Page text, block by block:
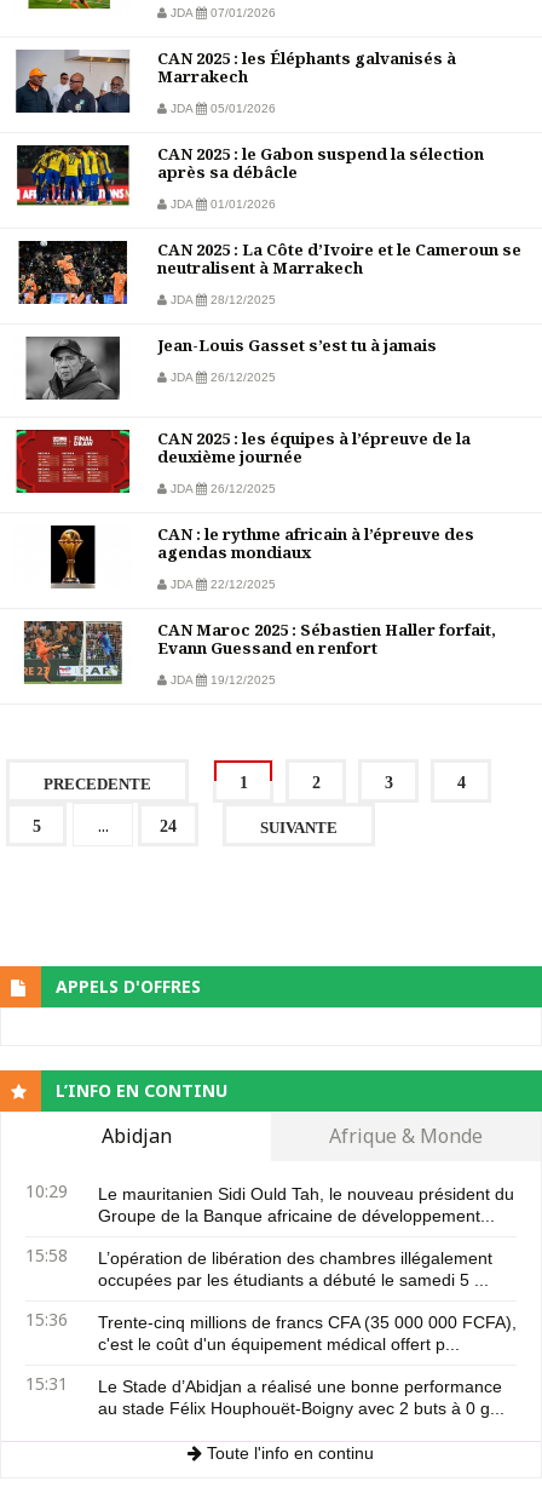
JDA 07/01/2026
CAN 2025 : les Éléphants galvanisés à
Marrakech
JDA 05/01/2026
CAN 2025 : le Gabon suspend la sélection
après sa débâcle
JDA 01/01/2026
CAN 2025 : La Côte d’Ivoire et le Cameroun se
neutralisent à Marrakech
JDA 28/12/2025
Jean-Louis Gasset s’est tu à jamais
JDA 26/12/2025
CAN 2025 : les équipes à l’épreuve de la
deuxième journée
JDA 26/12/2025
CAN : le rythme africain à l’épreuve des
agendas mondiaux
JDA 22/12/2025
CAN Maroc 2025 : Sébastien Haller forfait,
Evann Guessand en renfort
JDA 19/12/2025
PRECEDENTE 1 2 3 4
5 ... 24 SUIVANTE
APPELS D'OFFRES
L’INFO EN CONTINU
Abidjan Afrique & Monde
10:29
Le mauritanien Sidi Ould Tah, le nouveau président du
Groupe de la Banque africaine de développement...
15:58
L’opération de libération des chambres illégalement
occupées par les étudiants a débuté le samedi 5 ...
15:36
Trente-cinq millions de francs CFA (35 000 000 FCFA),
c'est le coût d'un équipement médical offert p...
15:31
Le Stade d’Abidjan a réalisé une bonne performance
au stade Félix Houphouët-Boigny avec 2 buts à 0 g...
Toute l'info en continu